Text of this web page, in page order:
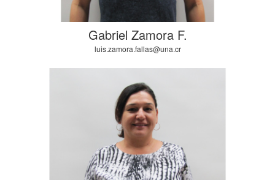
Gabriel Zamora F.
luis.zamora.fallas@una.cr